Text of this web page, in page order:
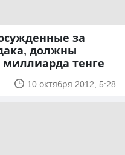
за
должны
миллиарда тенге
10 октября 2012, 5:28